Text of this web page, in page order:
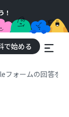
！
で始める
フォームの回答を